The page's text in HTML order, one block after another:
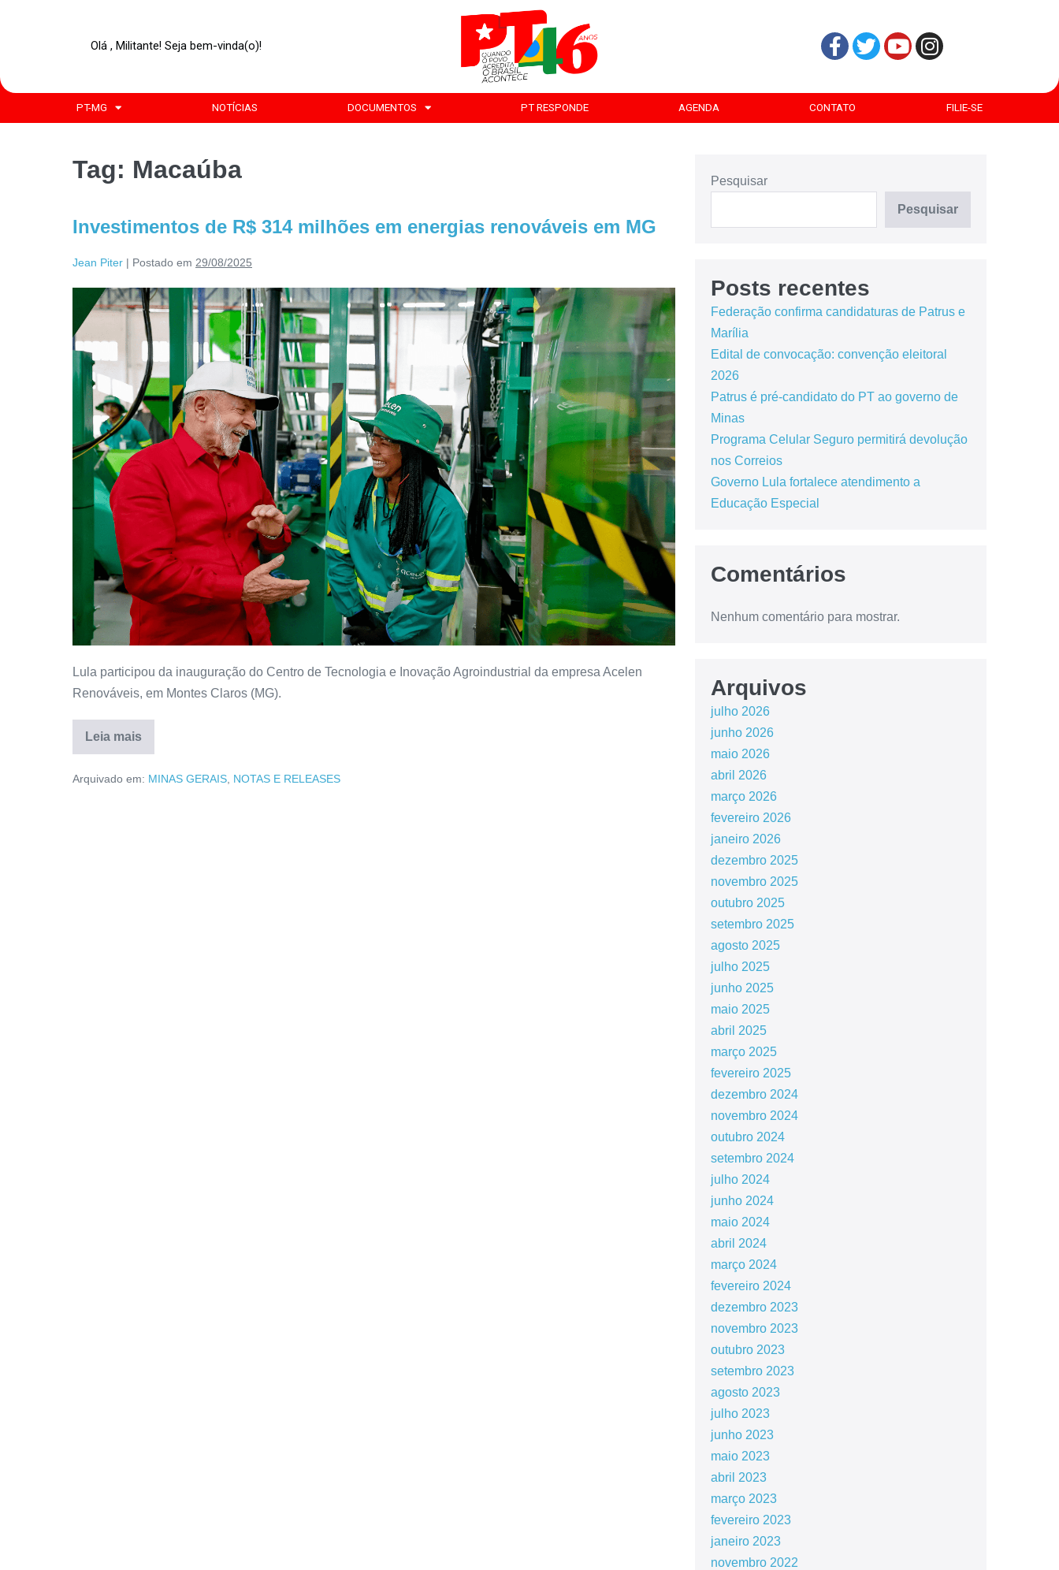
Olá , Militante! Seja bem-vinda(o)!
PT-MG NOTÍCIAS DOCUMENTOS PT RESPONDE AGENDA CONTATO FILIE-SE
Tag: Macaúba
Investimentos de R$ 314 milhões em energias renováveis em MG
Jean Piter | Postado em 29/08/2025
Lula participou da inauguração do Centro de Tecnologia e Inovação Agroindustrial da empresa Acelen
Renováveis, em Montes Claros (MG).
Leia mais
Arquivado em: MINAS GERAIS, NOTAS E RELEASES
Pesquisar
Pesquisar
Posts recentes
Federação confirma candidaturas de Patrus e
Marília
Edital de convocação: convenção eleitoral
2026
Patrus é pré-candidato do PT ao governo de
Minas
Programa Celular Seguro permitirá devolução
nos Correios
Governo Lula fortalece atendimento a
Educação Especial
Comentários
Nenhum comentário para mostrar.
Arquivos
julho 2026
junho 2026
maio 2026
abril 2026
março 2026
fevereiro 2026
janeiro 2026
dezembro 2025
novembro 2025
outubro 2025
setembro 2025
agosto 2025
julho 2025
junho 2025
maio 2025
abril 2025
março 2025
fevereiro 2025
dezembro 2024
novembro 2024
outubro 2024
setembro 2024
julho 2024
junho 2024
maio 2024
abril 2024
março 2024
fevereiro 2024
dezembro 2023
novembro 2023
outubro 2023
setembro 2023
agosto 2023
julho 2023
junho 2023
maio 2023
abril 2023
março 2023
fevereiro 2023
janeiro 2023
novembro 2022